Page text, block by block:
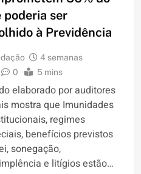
poderia ser
à Previdência
4 semanas
0 5 mins
elaborado por auditores
mostra que Imunidades
regimes
benefícios previstos
sonegação,
e litígios estão…